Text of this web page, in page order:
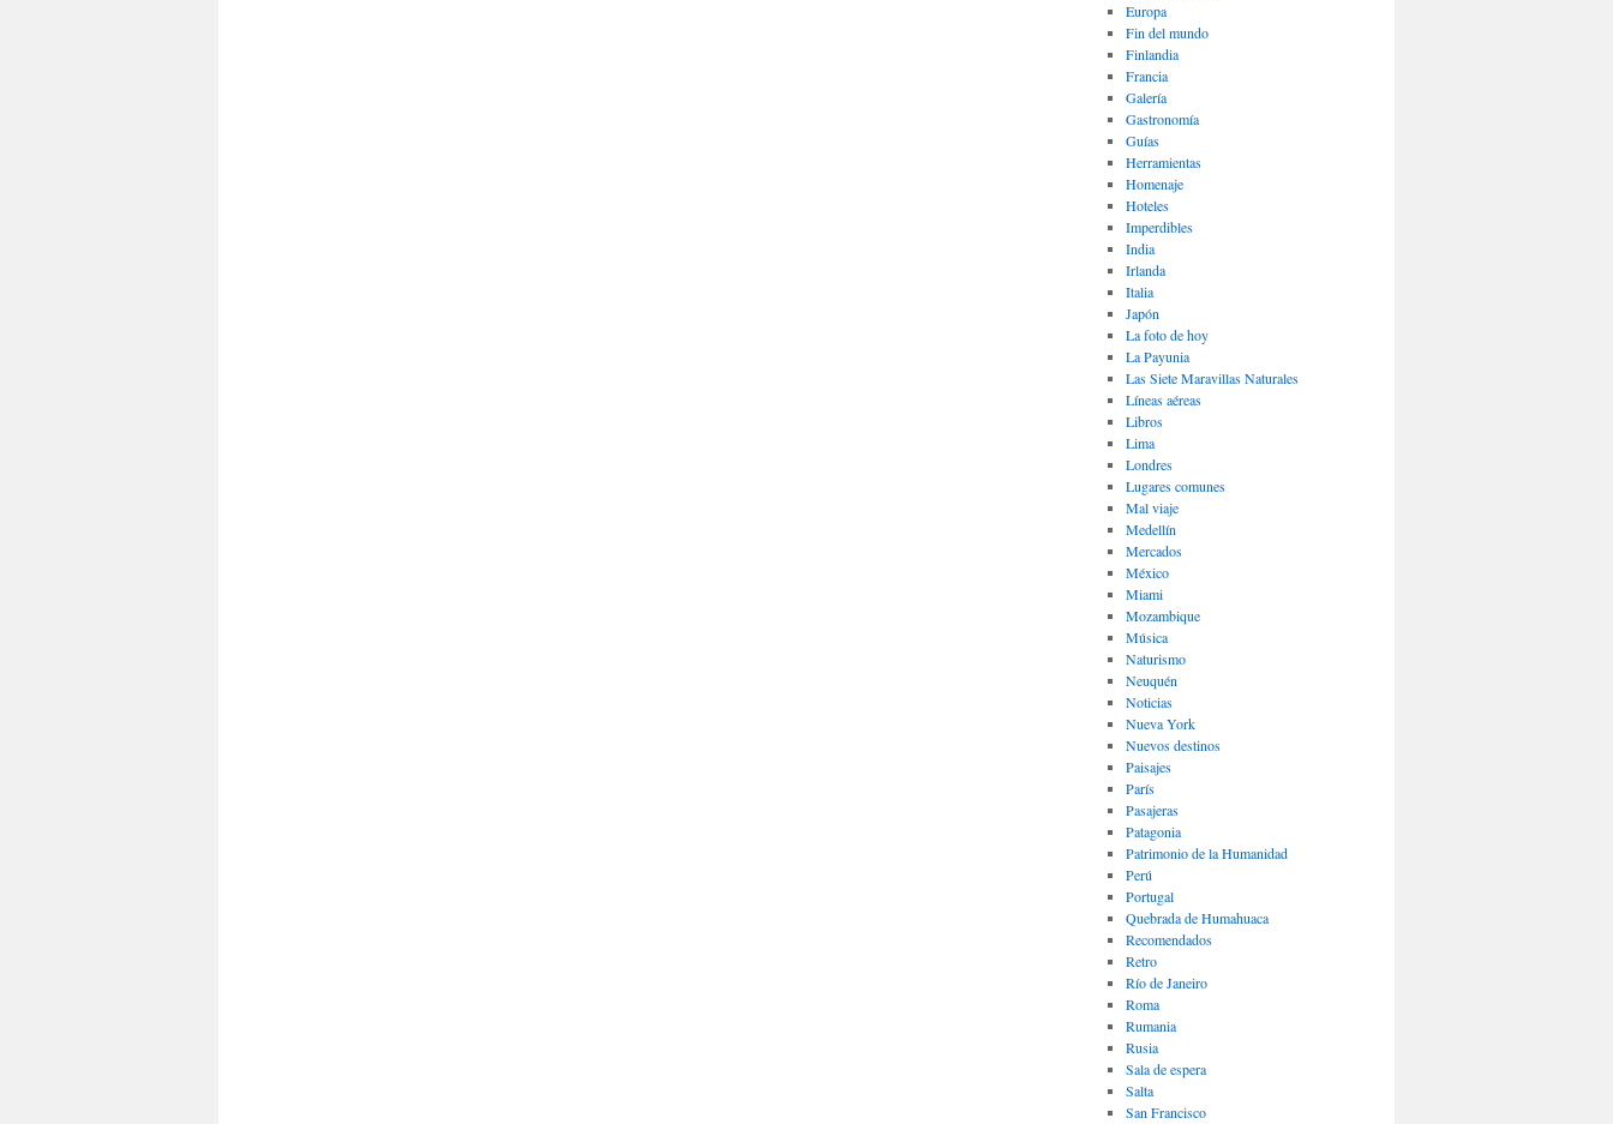
Europa
Fin del mundo
Finlandia
Francia
Galería
Gastronomí­a
Guías
Herramientas
Homenaje
Hoteles
Imperdibles
India
Irlanda
Italia
Japón
La foto de hoy
La Payunia
Las Siete Maravillas Naturales
Lí­neas aéreas
Libros
Lima
Londres
Lugares comunes
Mal viaje
Medellín
Mercados
México
Miami
Mozambique
Música
Naturismo
Neuquén
Noticias
Nueva York
Nuevos destinos
Paisajes
Parí­s
Pasajeras
Patagonia
Patrimonio de la Humanidad
Perú
Portugal
Quebrada de Humahuaca
Recomendados
Retro
Río de Janeiro
Roma
Rumania
Rusia
Sala de espera
Salta
San Francisco